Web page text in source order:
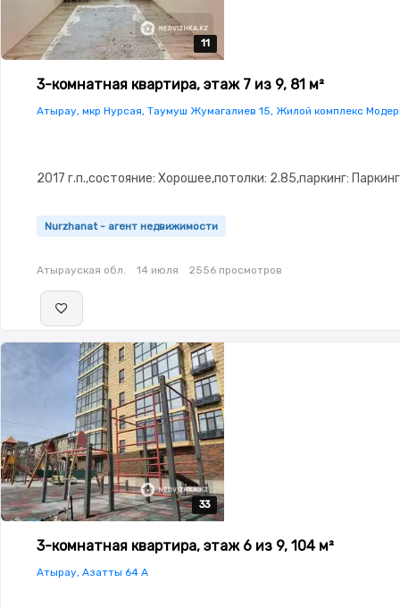
11
11
11
11
11
3-комнатная квартира, этаж 7 из 9, 81 м²
Атырау, мкр Нурсая, Таумуш Жумагалиев 15, Жилой комплекс
2017 г.п.,состояние: Хорошее,потолки: 2.85,паркинг: Паркинг
Nurzhanat - агент недвижимости
Атырауская обл. 14 июля 2556 просмотров
33
33
33
33
33
3-комнатная квартира, этаж 6 из 9, 104 м²
Атырау, Азатты 64 А